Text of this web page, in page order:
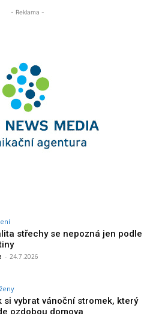
- Reklama -
střechy se nepozná jen podle
- 24.7.2026
si vybrat vánoční stromek, který
ozdobou domova